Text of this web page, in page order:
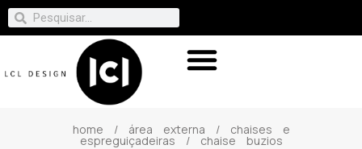
home / área externa / chaises e
espreguiçadeiras / chaise buzios